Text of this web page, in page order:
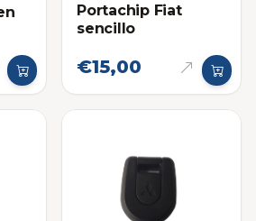
Portachip Fiat
sencillo
€15,00